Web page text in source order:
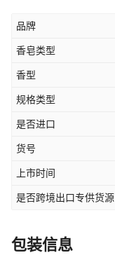
品牌
香皂类型
香型
规格类型
是否进口
货号
上市时间
是否跨境出口专供货源
包装信息